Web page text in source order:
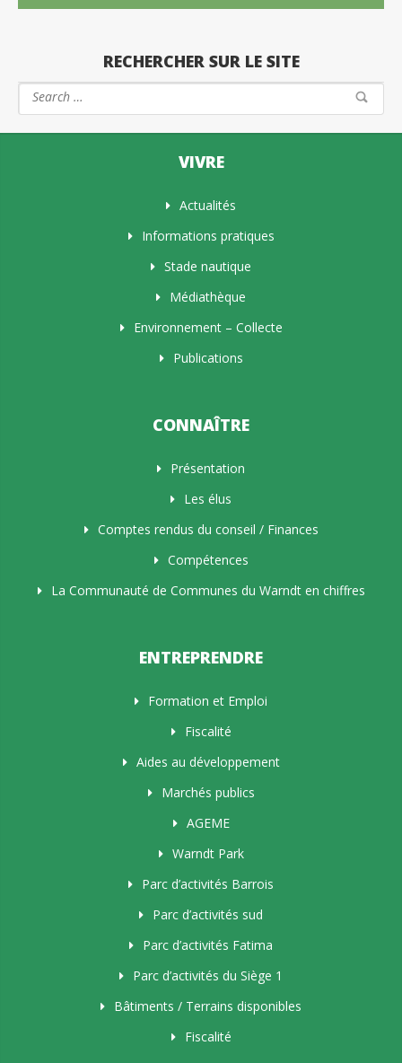
RECHERCHER SUR LE SITE
VIVRE
Actualités
Informations pratiques
Stade nautique
Médiathèque
Environnement – Collecte
Publications
CONNAÎTRE
Présentation
Les élus
Comptes rendus du conseil / Finances
Compétences
La Communauté de Communes du Warndt en chiffres
ENTREPRENDRE
Formation et Emploi
Fiscalité
Aides au développement
Marchés publics
AGEME
Warndt Park
Parc d’activités Barrois
Parc d’activités sud
Parc d’activités Fatima
Parc d’activités du Siège 1
Bâtiments / Terrains disponibles
Fiscalité